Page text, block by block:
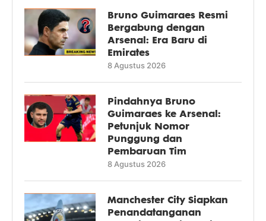
Bruno Guimaraes Resmi
Bergabung dengan
Arsenal: Era Baru di
Emirates
8 Agustus 2026
Pindahnya Bruno
Guimaraes ke Arsenal:
Petunjuk Nomor
Punggung dan
Pembaruan Tim
8 Agustus 2026
Manchester City Siapkan
Penandatanganan